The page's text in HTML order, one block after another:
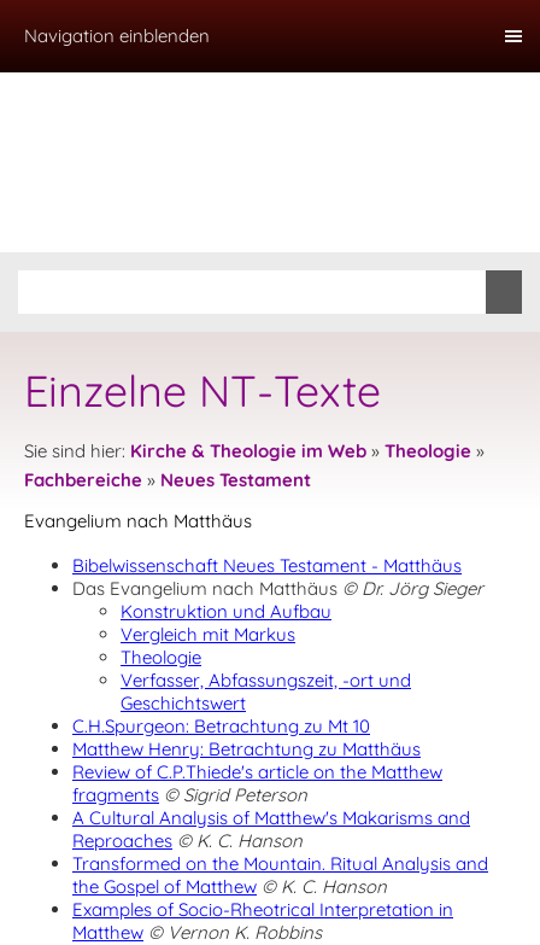
Navigation einblenden
Einzelne NT-Texte
Sie sind hier: Kirche & Theologie im Web » Theologie »
Fachbereiche » Neues Testament
Evangelium nach Matthäus
Bibelwissenschaft Neues Testament - Matthäus
Das Evangelium nach Matthäus © Dr. Jörg Sieger
Konstruktion und Aufbau
Vergleich mit Markus
Theologie
Verfasser, Abfassungszeit, -ort und
Geschichtswert
C.H.Spurgeon: Betrachtung zu Mt 10
Matthew Henry: Betrachtung zu Matthäus
Review of C.P.Thiede's article on the Matthew
fragments © Sigrid Peterson
A Cultural Analysis of Matthew's Makarisms and
Reproaches © K. C. Hanson
Transformed on the Mountain. Ritual Analysis and
the Gospel of Matthew © K. C. Hanson
Examples of Socio-Rheotrical Interpretation in
Matthew © Vernon K. Robbins